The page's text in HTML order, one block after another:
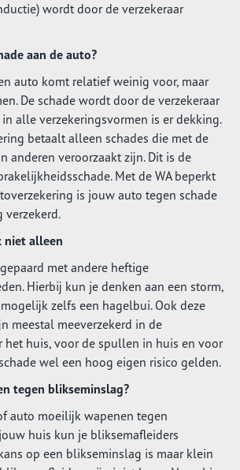
wordt door de verzekeraar
aan de auto?
auto komt relatief weinig voor, maar
De schade wordt door de verzekeraar
alle verzekeringsvormen is er dekking.
betaalt alleen schades die met de
anderen veroorzaakt zijn. Dit is de
Met de WA beperkt
is jouw auto tegen schade
niet alleen
met andere heftige
Hierbij kun je denken aan een storm,
zelfs een hagelbui. Ook deze
meestal meeverzekerd in de
het huis, voor de spullen in huis en voor
wel een hoog eigen risico gelden.
tegen blikseminslag?
auto moeilijk wapenen tegen
huis kun je bliksemafleiders
op een blikseminslag is maar klein